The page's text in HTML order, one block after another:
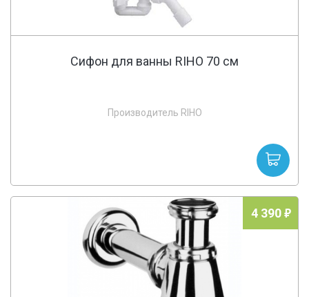
Сифон для ванны RIHO 70 см
Производитель RIHO
4 390